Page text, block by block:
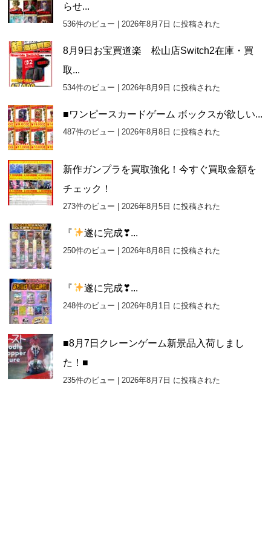
らせ...
536件のビュー 2026年8月7日 に投稿された
8月9日お宝買道楽 松山店Switch2在庫・買
取...
534件のビュー 2026年8月9日 に投稿された
■ワンピースカードゲーム ボックスが欲しい...
487件のビュー 2026年8月8日 に投稿された
新作ガンプラを買取強化！今すぐ買取金額を
チェック！
273件のビュー 2026年8月5日 に投稿された
『 遂に完成❣...
250件のビュー 2026年8月8日 に投稿された
『 遂に完成❣...
248件のビュー 2026年8月1日 に投稿された
■8月7日クレーンゲーム新景品入荷しまし
た！■
235件のビュー 2026年8月7日 に投稿された